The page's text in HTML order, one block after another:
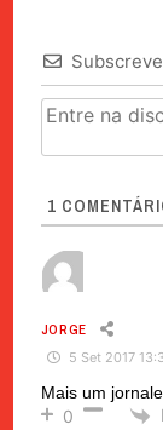
1
JORGE
5 Set 2017
Mais um
0